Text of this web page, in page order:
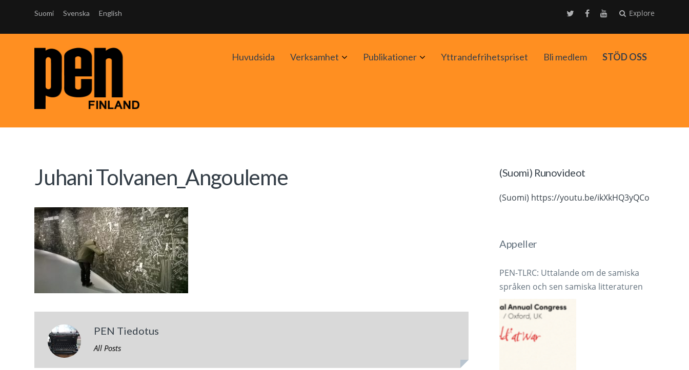
Suomi Svenska English Explore
Huvudsida Verksamhet AvaaPublikationer AvaaYttrandefrihetspriset Bli medlem STÖD OSS
Juhani Tolvanen_Angouleme
PEN Tiedotus
All Posts
(Suomi) Runovideot
(Suomi) https://youtu.be/ikXkHQ3yQCo
Appeller
PEN-TLRC: Uttalande om de samiska
språken och sen samiska litteraturen